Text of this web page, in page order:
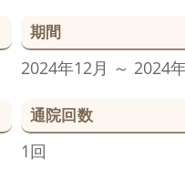
期間
2024年12月 ～ 2024
通院回数
1回